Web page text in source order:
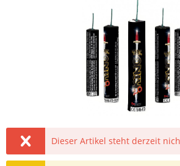
Dieser Artikel steht derzeit